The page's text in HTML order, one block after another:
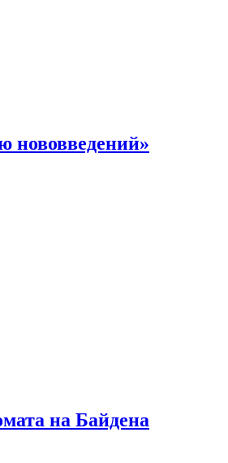
нововведений»
на Байдена